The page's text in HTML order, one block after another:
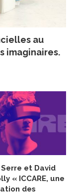
au
imaginaires.
et David
« ICCARE, une
des